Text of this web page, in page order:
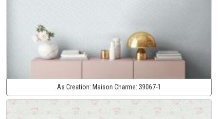
As Creation: Maison Charme: 39067-1